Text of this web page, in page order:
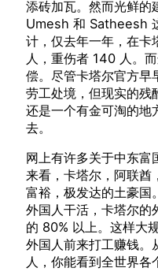
添砖加瓦。然而光鲜的
Umesh 和 Satheesh
计，仅去年一年，在卡
人，重伤者 140 人。
偿。尽管卡塔尔官方早
劳工处境，但现实的残
还是一个有金可淘的地
去。
网上有许多关于中东富
来看，卡塔尔，阿联酋
富裕，极发达的土豪国
外国人干活，卡塔尔的
的 80% 以上。这样大
外国人前来打工赚钱。
人，你能看到全世界各